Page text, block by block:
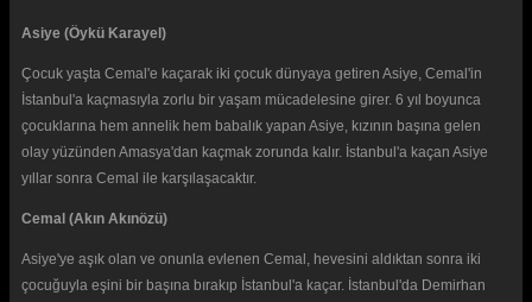
Asiye (Öykü Karayel)
Çocuk yaşta Cemal'e kaçarak iki çocuk dünyaya getiren Asiye, Cemal'in
İstanbul'a kaçmasıyla zorlu bir yaşam mücadelesine girer. 6 yıl boyunca
çocuklarına hem annelik hem babalık yapan Asiye, kızının başına gelen
olay yüzünden Amasya'dan kaçmak zorunda kalır. İstanbul'a kaçan Asiye
yıllar sonra Cemal ile karşılaşacaktır.
Cemal (Akın Akınözü)
Asiye'ye aşık olan ve onunla evlenen Cemal, hevesini aldıktan sonra iki
çocuğuyla eşini bir başına bırakıp İstanbul'a kaçar. İstanbul'da Demirhan